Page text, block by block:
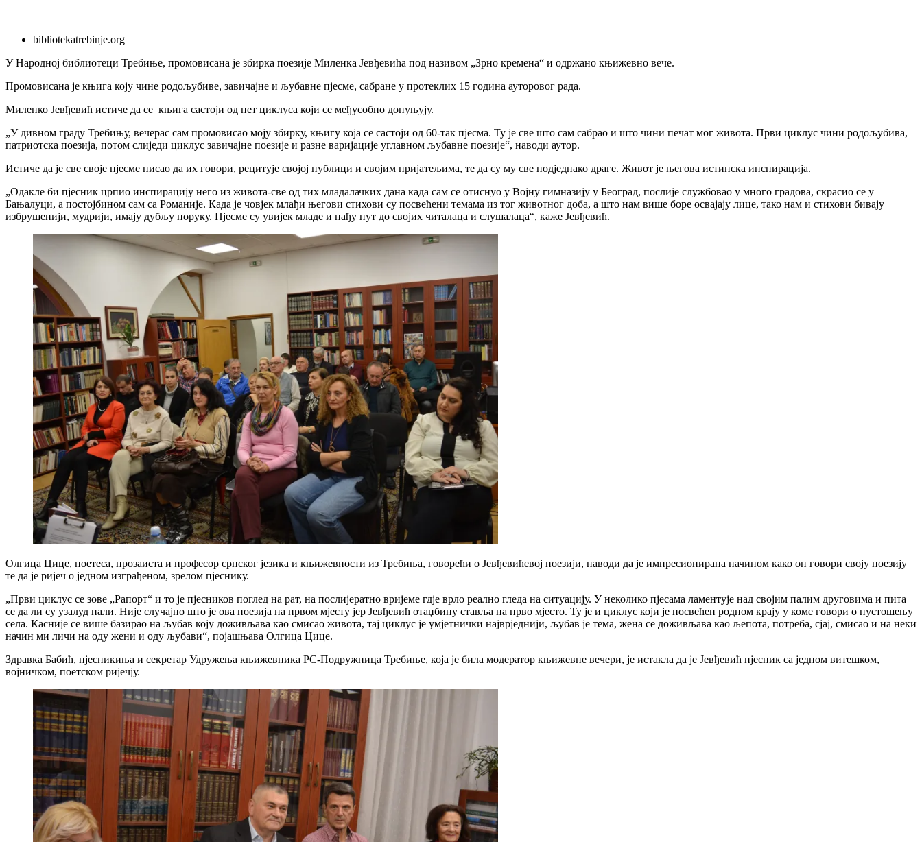
bibliotekatrebinje.org
У Народној библиотеци Требиње, промовисана је збирка поезије Миленка Јевђевића под називом „Зрно кремена“ и одржано књижевно вече.
Промовисана је књига коју чине родољубиве, завичајне и љубавне пјесме, сабране у протеклих 15 година ауторовог рада.
Миленко Јевђевић истиче да се књига састоји од пет циклуса који се међусобно допуњују.
„У дивном граду Требињу, вечерас сам промовисао моју збирку, књигу која се састоји од 60-так пјесма. Ту је све што сам сабрао и што чини печат мог живота. Први циклус чини родољубива,
патриотска поезија, потом слиједи циклус завичајне поезије и разне варијације углавном љубавне поезије“, наводи аутор.
Истиче да је све своје пјесме писао да их говори, рецитује својој публици и својим пријатељима, те да су му све подједнако драге. Живот је његова истинска инспирација.
„Одакле би пјесник црпио инспирацију него из живота-све од тих младалачких дана када сам се отиснуо у Војну гимназију у Београд, послије службовао у много градова, скрасио се у
Бањалуци, а постојбином сам са Романије. Када је човјек млађи његови стихови су посвећени темама из тог животног доба, а што нам више боре освајају лице, тако нам и стихови бивају
избрушенији, мудрији, имају дубљу поруку. Пјесме су увијек младе и нађу пут до својих читалаца и слушалаца“, каже Јевђевић.
Олгица Цице, поетеса, прозаиста и професор српског језика и књижевности из Требиња, говорећи о Јевђевићевој поезији, наводи да је импресионирана начином како он говори своју поезију
те да је ријеч о једном изграђеном, зрелом пјеснику.
„Први циклус се зове „Рапорт“ и то је пјесников поглед на рат, на послијератно вријеме гдје врло реално гледа на ситуацију. У неколико пјесама ламентује над својим палим друговима и пита
се да ли су узалуд пали. Није случајно што је ова поезија на првом мјесту јер Јевђевић отаџбину ставља на прво мјесто. Ту је и циклус који је посвећен родном крају у коме говори о пустошењу
села. Касније се више базирао на љубав коју доживљава као смисао живота, тај циклус је умјетнички најврједнији, љубав је тема, жена се доживљава као љепота, потреба, сјај, смисао и на неки
начин ми личи на оду жени и оду љубави“, појашњава Олгица Цице.
Здравка Бабић, пјесникиња и секретар Удружења књижевника РС-Подружница Требиње, која је била модератор књижевне вечери, је истакла да је Јевђевић пјесник са једном витешком,
војничком, поетском ријечју.